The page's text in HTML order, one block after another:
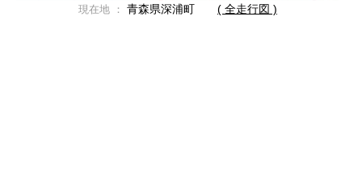
現在地 ： 青森県深浦町 ( 全走行図 )